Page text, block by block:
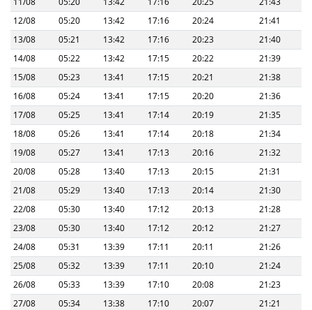
12/08
05:20 13:42 17:16 20:24
21:41
13/08
05:21 13:42 17:16 20:23
21:40
14/08
05:22 13:42 17:15 20:22
21:39
15/08
05:23 13:41 17:15 20:21
21:38
16/08
05:24 13:41 17:15 20:20
21:36
17/08
05:25 13:41 17:14 20:19
21:35
18/08
05:26 13:41 17:14 20:18
21:34
19/08
05:27 13:41 17:13 20:16
21:32
20/08
05:28 13:40 17:13 20:15
21:31
21/08
05:29 13:40 17:13 20:14
21:30
22/08
05:30 13:40 17:12 20:13
21:28
23/08
05:30 13:40 17:12 20:12
21:27
24/08
05:31 13:39 17:11 20:11
21:26
25/08
05:32 13:39 17:11 20:10
21:24
26/08
05:33 13:39 17:10 20:08
21:23
27/08
05:34 13:38 17:10 20:07
21:21